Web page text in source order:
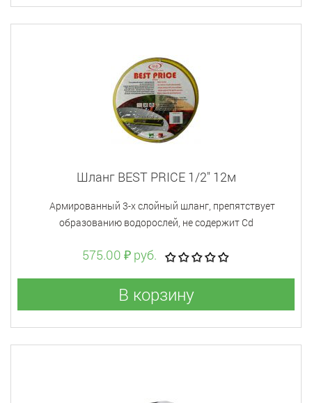
Шланг BEST PRICE 1/2" 12м
Aрмированный 3-х слойный шланг, препятствует
образованию водорослей, не содержит Cd
575.00 ₽ руб.
В корзину